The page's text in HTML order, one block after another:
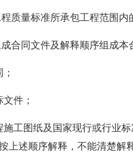
质量标准所承包工程范围内
合同文件及解释顺序组成本
件；
施工图纸及国家现行或行业
上述顺序解释，不能清楚解